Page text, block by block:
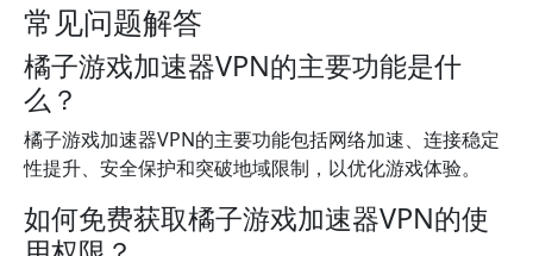
常见问题解答
橘子游戏加速器VPN的主要功能是什
么？
橘子游戏加速器VPN的主要功能包括网络加速、连接稳定
性提升、安全保护和突破地域限制，以优化游戏体验。
如何免费获取橘子游戏加速器VPN的使